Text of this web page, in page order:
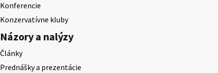
Konferencie
Konzervatívne kluby
Názory a nalýzy
Články
Prednášky a prezentácie